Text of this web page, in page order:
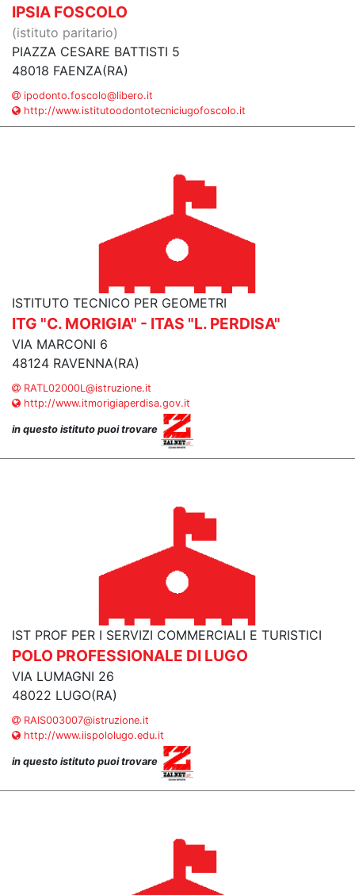
IPSIA FOSCOLO
(istituto paritario)
PIAZZA CESARE BATTISTI 5
48018 FAENZA(RA)
ipodonto.foscolo@libero.it
http://www.istitutoodontotecniciugofoscolo.it
ISTITUTO TECNICO PER GEOMETRI
ITG "C. MORIGIA" - ITAS "L. PERDISA"
VIA MARCONI 6
48124 RAVENNA(RA)
RATL02000L@istruzione.it
http://www.itmorigiaperdisa.gov.it
in questo istituto puoi trovare
IST PROF PER I SERVIZI COMMERCIALI E TURISTICI
POLO PROFESSIONALE DI LUGO
VIA LUMAGNI 26
48022 LUGO(RA)
RAIS003007@istruzione.it
http://www.iispololugo.edu.it
in questo istituto puoi trovare